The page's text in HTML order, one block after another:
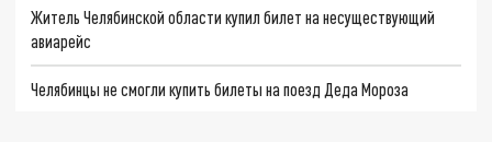
Житель Челябинской области купил билет на несуществующий
авиарейс
Челябинцы не смогли купить билеты на поезд Деда Мороза